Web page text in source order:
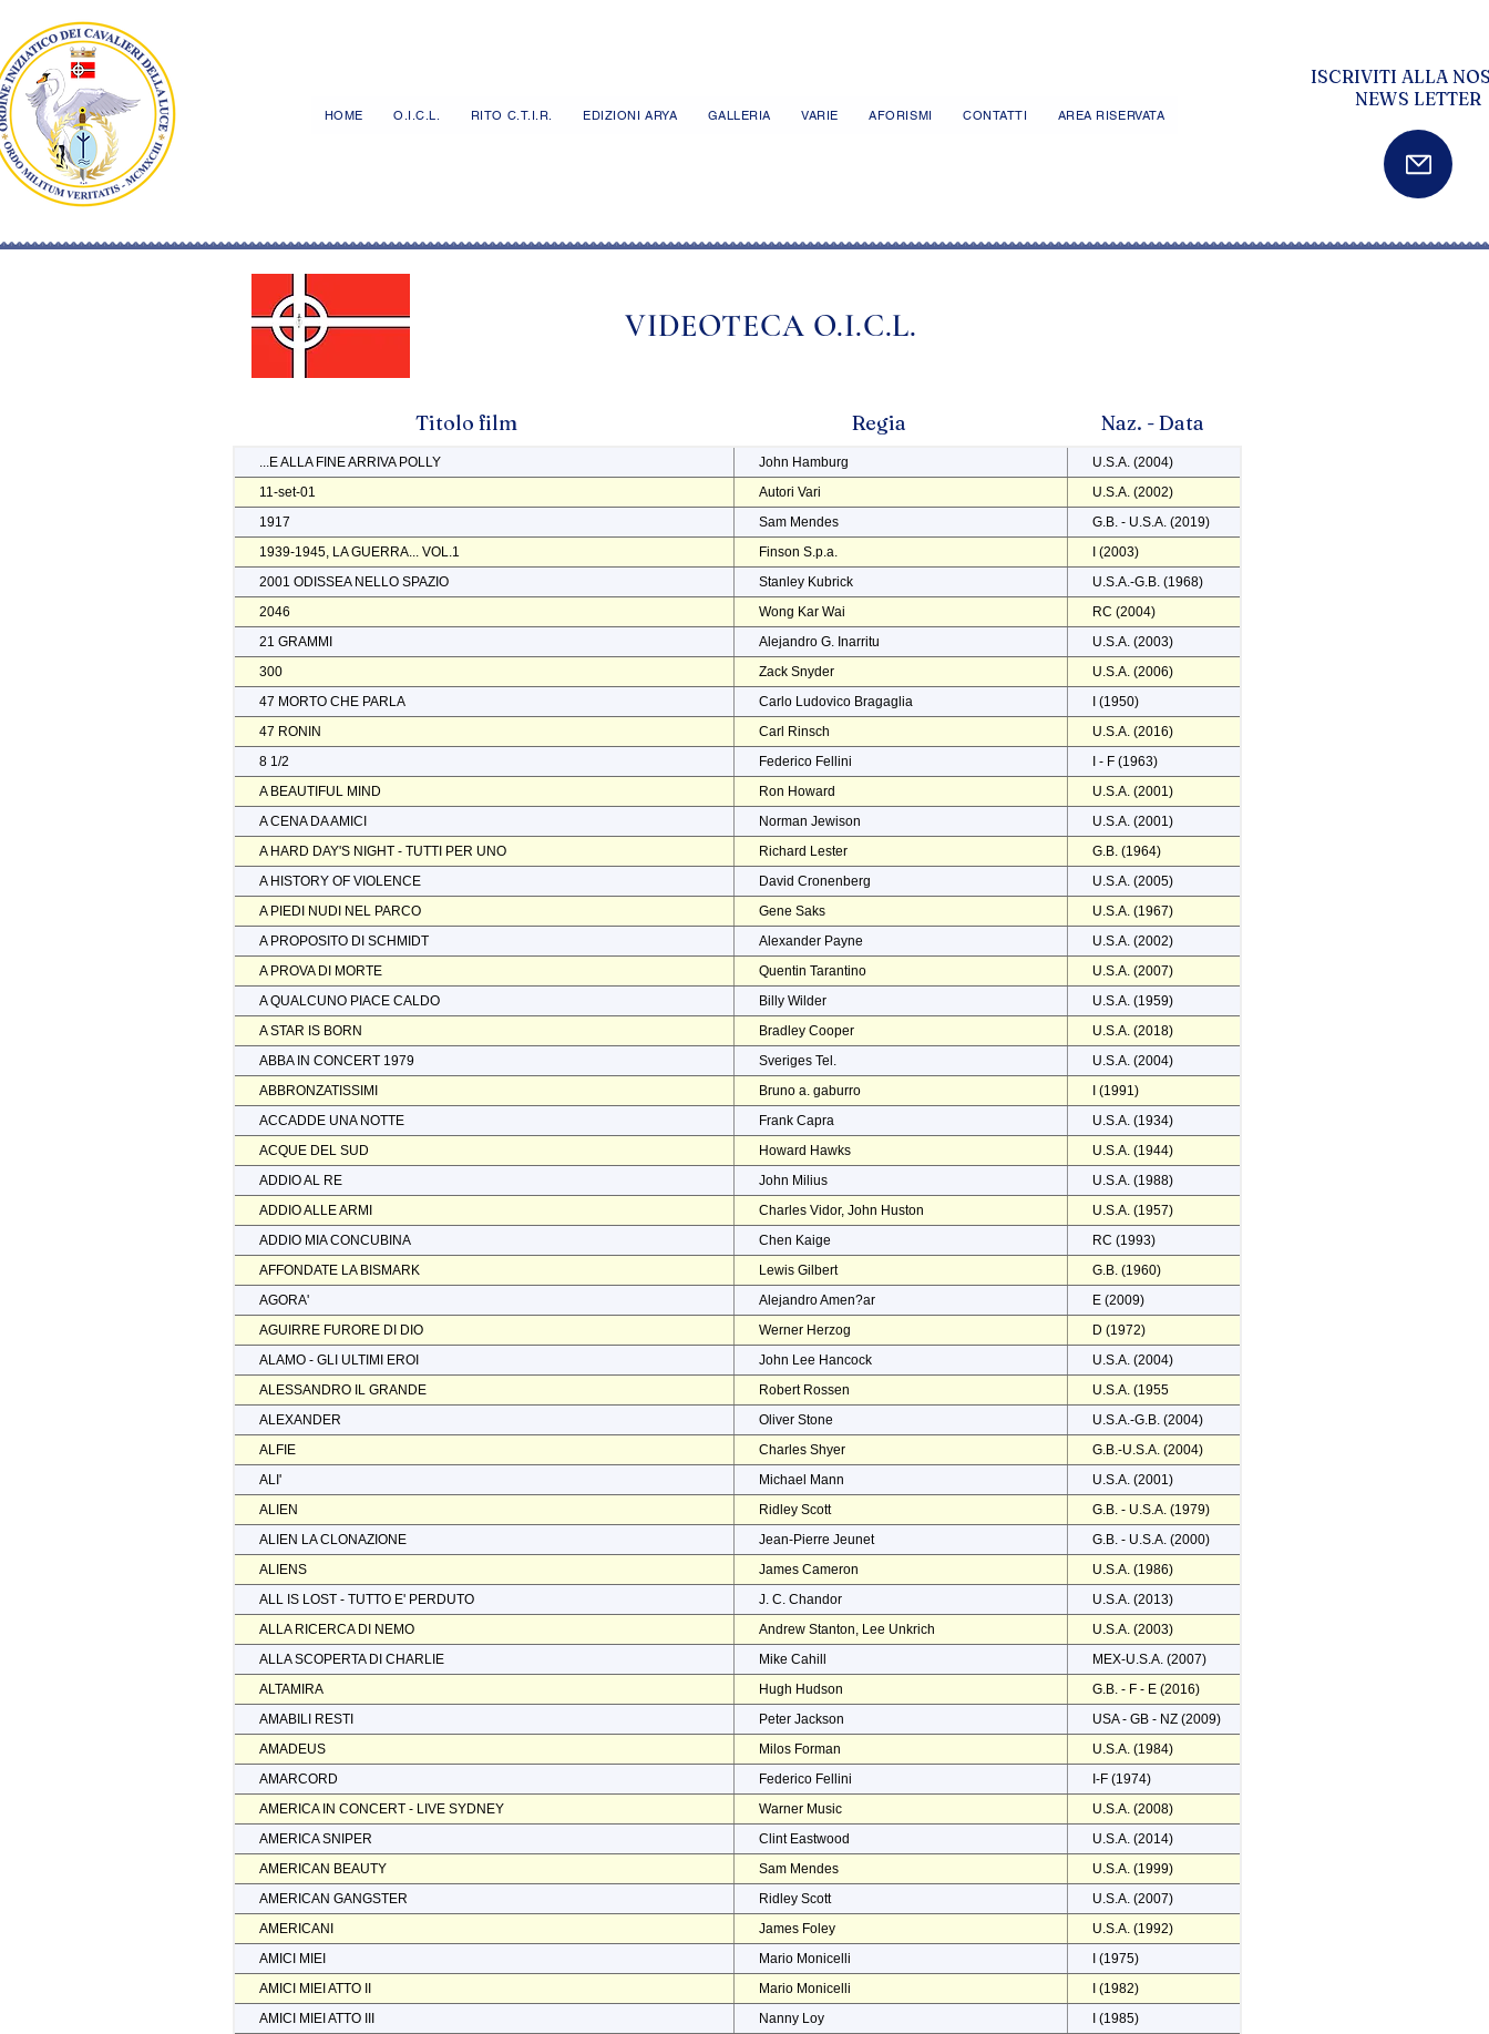
HOME O.I.C.L. RITO C.T.I.R. EDIZIONI ARYA GALLERIA VARIE AFORISMI CONTATTI AREA RISERVATA
ISCRIVITI ALLA
NEWS LETTER
VIDEOTECA O.I.C.L.
Titolo film Regia Naz. - Data
...E ALLA FINE ARRIVA POLLY John Hamburg
U.S.A. (2004)
11-set-01
Autori Vari
U.S.A. (2002)
1917
Sam Mendes
G.B. - U.S.A. (2019)
1939-1945, LA GUERRA... VOL.1
Finson S.p.a.
I (2003)
2001 ODISSEA NELLO SPAZIO
Stanley Kubrick
U.S.A.-G.B. (1968)
2046
Wong Kar Wai
RC (2004)
21 GRAMMI
Alejandro G. Inarritu
U.S.A. (2003)
300
Zack Snyder
U.S.A. (2006)
47 MORTO CHE PARLA
Carlo Ludovico Bragaglia
I (1950)
47 RONIN
Carl Rinsch
U.S.A. (2016)
8 1/2
Federico Fellini
I - F (1963)
A BEAUTIFUL MIND
Ron Howard
U.S.A. (2001)
A CENA DA AMICI
Norman Jewison
U.S.A. (2001)
A HARD DAY'S NIGHT - TUTTI PER UNO
Richard Lester
G.B. (1964)
A HISTORY OF VIOLENCE
David Cronenberg
U.S.A. (2005)
A PIEDI NUDI NEL PARCO
Gene Saks
U.S.A. (1967)
A PROPOSITO DI SCHMIDT
Alexander Payne
U.S.A. (2002)
A PROVA DI MORTE
Quentin Tarantino
U.S.A. (2007)
A QUALCUNO PIACE CALDO
Billy Wilder
U.S.A. (1959)
A STAR IS BORN
Bradley Cooper
U.S.A. (2018)
ABBA IN CONCERT 1979
Sveriges Tel.
U.S.A. (2004)
ABBRONZATISSIMI
Bruno a. gaburro
I (1991)
ACCADDE UNA NOTTE
Frank Capra
U.S.A. (1934)
ACQUE DEL SUD
Howard Hawks
U.S.A. (1944)
ADDIO AL RE
John Milius
U.S.A. (1988)
ADDIO ALLE ARMI
Charles Vidor, John Huston
U.S.A. (1957)
ADDIO MIA CONCUBINA
Chen Kaige
RC (1993)
AFFONDATE LA BISMARK
Lewis Gilbert
G.B. (1960)
AGORA'
Alejandro Amen?ar
E (2009)
AGUIRRE FURORE DI DIO
Werner Herzog
D (1972)
ALAMO - GLI ULTIMI EROI
John Lee Hancock
U.S.A. (2004)
ALESSANDRO IL GRANDE
Robert Rossen
U.S.A. (1955
ALEXANDER
Oliver Stone
U.S.A.-G.B. (2004)
ALFIE
Charles Shyer
G.B.-U.S.A. (2004)
ALI'
Michael Mann
U.S.A. (2001)
ALIEN
Ridley Scott
G.B. - U.S.A. (1979)
ALIEN LA CLONAZIONE
Jean-Pierre Jeunet
G.B. - U.S.A. (2000)
ALIENS
James Cameron
U.S.A. (1986)
ALL IS LOST - TUTTO E' PERDUTO
J. C. Chandor
U.S.A. (2013)
ALLA RICERCA DI NEMO
Andrew Stanton, Lee Unkrich
U.S.A. (2003)
ALLA SCOPERTA DI CHARLIE
Mike Cahill
MEX-U.S.A. (2007)
ALTAMIRA
Hugh Hudson
G.B. - F - E (2016)
AMABILI RESTI
Peter Jackson
USA - GB - NZ (2009)
AMADEUS
Milos Forman
U.S.A. (1984)
AMARCORD
Federico Fellini
I-F (1974)
AMERICA IN CONCERT - LIVE SYDNEY
Warner Music
U.S.A. (2008)
AMERICA SNIPER
Clint Eastwood
U.S.A. (2014)
AMERICAN BEAUTY
Sam Mendes
U.S.A. (1999)
AMERICAN GANGSTER
Ridley Scott
U.S.A. (2007)
AMERICANI
James Foley
U.S.A. (1992)
AMICI MIEI
Mario Monicelli
I (1975)
AMICI MIEI ATTO II
Mario Monicelli
I (1982)
AMICI MIEI ATTO III
Nanny Loy
I (1985)